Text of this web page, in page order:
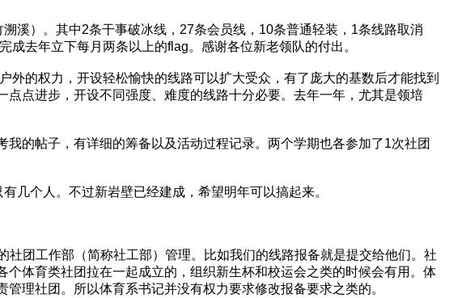
溪）。其中2条干事破冰线，27条会员线，10条普通轻装，1条线路取消
成去年立下每月两条以上的flag。感谢各位新老领队的付出。
的权力，开设轻松愉快的线路可以扩大受众，有了庞大的基数后才能找到
点进步，开设不同强度、难度的线路十分必要。去年一年，尤其是领培
的帖子，有详细的筹备以及活动过程记录。两个学期也各参加了1次社团
几个人。不过新岩壁已经建成，希望明年可以搞起来。
团工作部（简称社工部）管理。比如我们的线路报备就是提交给他们。社
体育类社团拉在一起成立的，组织新生杯和校运会之类的时候会有用。体
理社团。所以体育系书记并没有权力要求修改报备要求之类的。